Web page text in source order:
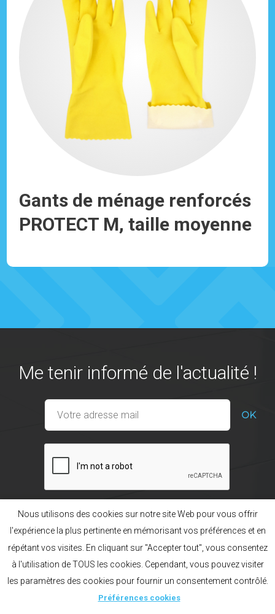
Gants de ménage renforcés
PROTECT M, taille moyenne
Me tenir informé de l'actualité !
Nos gammes
La marque POL’HOP
Préférences cookies
Mentions légales
Plan du site
Création acti
Français English Русский
Nous utilisons des cookies sur notre site Web pour vous offrir
l'expérience la plus pertinente en mémorisant vos préférences et en
répétant vos visites. En cliquant sur "Accepter tout", vous consentez
à l'utilisation de TOUS les cookies. Cependant, vous pouvez visiter
les paramètres des cookies pour fournir un consentement contrôlé.
Préférences cookies